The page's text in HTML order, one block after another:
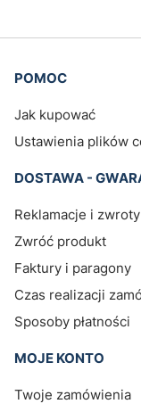
Linki w stopce
POMOC
Jak kupować
Ustawienia plików
DOSTAWA -
Reklamacje i zwroty
Zwróć produkt
Faktury i paragony
Czas realizacji
Sposoby płatności
MOJE KONTO
Twoje zamówienia